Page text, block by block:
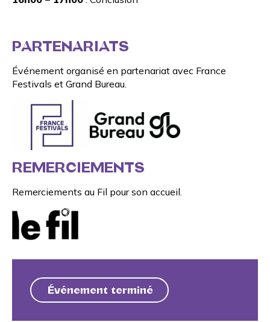
PARTENARIATS
Événement organisé en partenariat avec France
Festivals et Grand Bureau.
REMERCIEMENTS
Remerciements au Fil pour son accueil.
Événement terminé